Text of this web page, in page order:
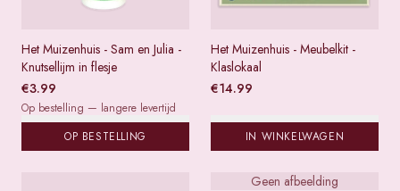
Het Muizenhuis - Sam en Julia -
Knutsellijm in flesje
€3.99
Op bestelling — langere levertijd
OP BESTELLING
Het Muizenhuis - Meubelkit -
Klaslokaal
€14.99
IN WINKELWAGEN
Geen afbeelding